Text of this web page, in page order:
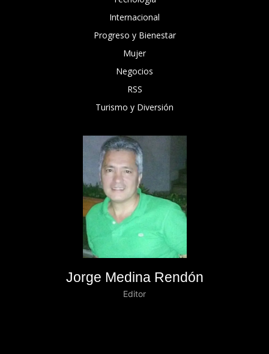
Internacional
Progreso y Bienestar
Mujer
Negocios
RSS
Turismo y Diversión
Jorge Medina Rendón
Editor